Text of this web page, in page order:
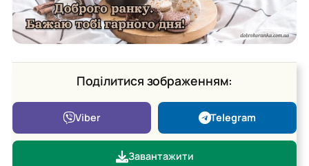
Поділитися зображенням:
Viber Telegram
Завантажити